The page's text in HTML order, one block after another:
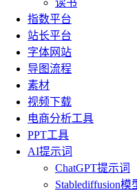
读书
指数平台
站长平台
字体网站
导图流程
素材
视频下载
电商分析工具
PPT工具
AI提示词
ChatGPT提示词
Stablediffusion模